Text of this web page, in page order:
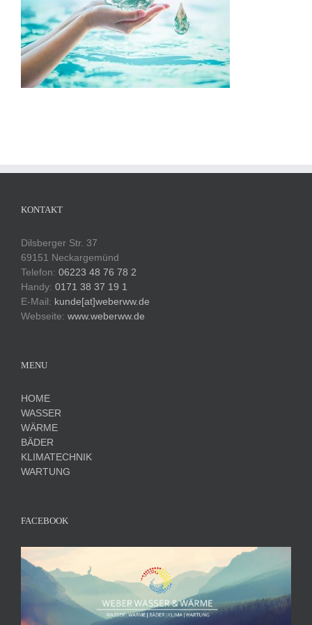
KONTAKT
Dilsberger Str. 37
69151 Neckargemünd
Telefon: 06223 48 76 78 2
Handy: 0171 38 37 19 1
E-Mail: kunde[at]weberww.de
Webseite: www.weberww.de
MENU
HOME
WASSER
WÄRME
BÄDER
KLIMATECHNIK
WARTUNG
FACEBOOK